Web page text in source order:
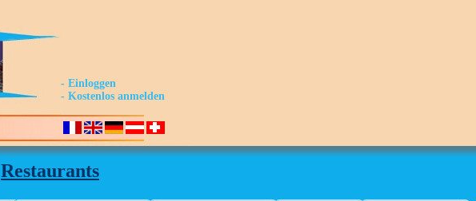
- Einloggen
- Kostenlos anmelden
Restaurants